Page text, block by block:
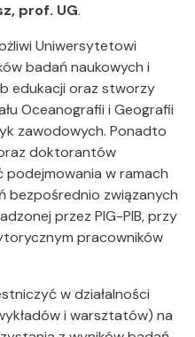
prof. UG.
Uniwersytetowi
badań naukowych i
edukacji oraz stworzy
Oceanografii i Geografii
zawodowych. Ponadto
doktorantów
podejmowania w ramach
bezpośrednio związanych
przez PIG-PIB, przy
pracowników
w działalności
i warsztatów) na